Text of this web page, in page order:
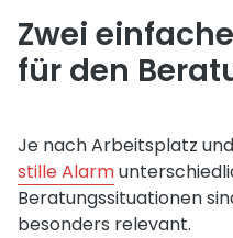
Zwei
für den
Je nach Arbeitsplatz
stille Alarm
Beratungssituationen
besonders relevant.